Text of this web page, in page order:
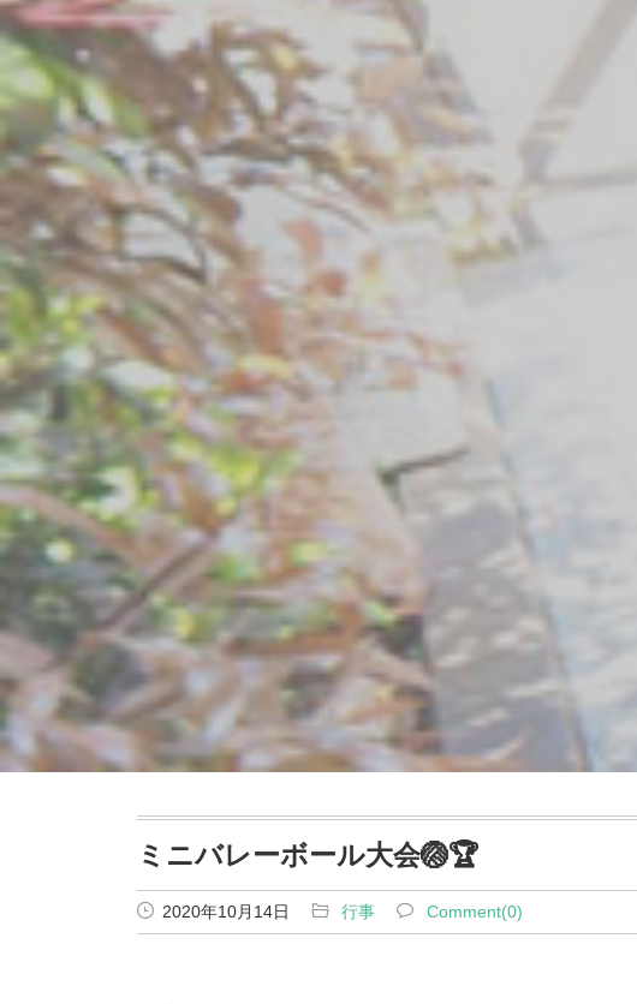
ミニバレーボール大会🏐🏆
2020年10月14日 行事 Comment(0)